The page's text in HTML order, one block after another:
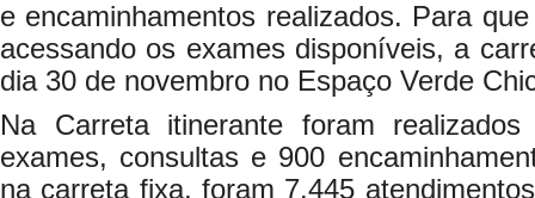
e encaminhamentos realizados. Para
acessando os exames disponíveis, a
dia 30 de novembro no Espaço Verde
Na Carreta itinerante foram
exames, consultas e 900
na carreta fixa, foram 7.445